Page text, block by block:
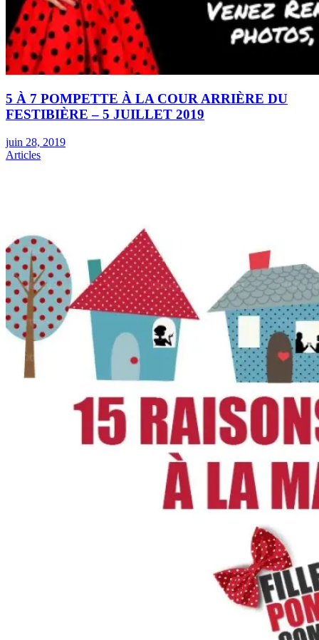
5 À 7 POMPETTE À LA COUR ARRIÈRE DU
FESTIBIÈRE – 5 JUILLET 2019
juin 28, 2019
Articles